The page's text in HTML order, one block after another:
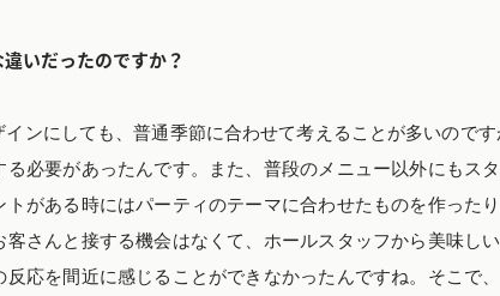
いだったのですか？
ンにしても、普通季節に合わせて考えることが多いので
必要があったんです。また、普段のメニュー以外にもス
トがある時にはパーティのテーマに合わせたものを作った
客さんと接する機会はなくて、ホールスタッフから美味し
反応を間近に感じることができなかったんですね。そこで